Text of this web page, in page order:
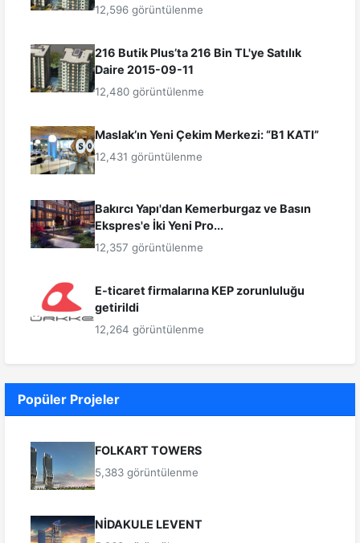
12,596 görüntülenme
216 Butik Plus’ta 216 Bin TL'ye Satılık
Daire 2015-09-11
12,480 görüntülenme
Maslak’ın Yeni Çekim Merkezi: “B1 KATI”
12,431 görüntülenme
Bakırcı Yapı'dan Kemerburgaz ve Basın
Ekspres'e İki Yeni Pro...
12,357 görüntülenme
E-ticaret firmalarına KEP zorunluluğu
getirildi
12,264 görüntülenme
Popüler Projeler
FOLKART TOWERS
5,383 görüntülenme
NİDAKULE LEVENT